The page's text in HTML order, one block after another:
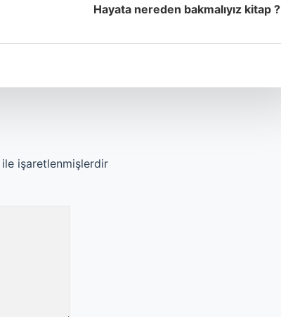
Hayata nereden bakmalıyız kitap ?
ile işaretlenmişlerdir